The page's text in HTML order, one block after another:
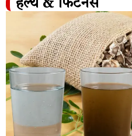
हेल्थ & फिटनेस